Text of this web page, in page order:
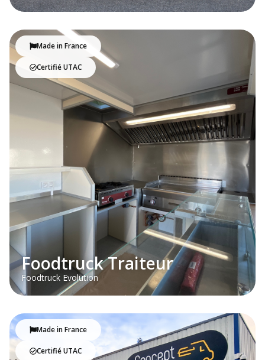
Made in France
Certifié UTAC
Foodtruck Traiteur
Foodtruck Evolution
Made in France
Certifié UTAC